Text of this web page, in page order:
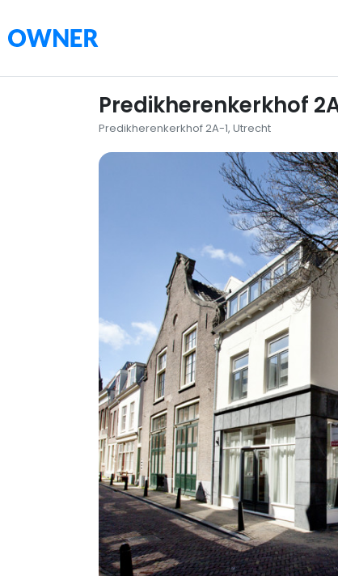
Predikherenkerkhof
Predikherenkerkhof 2A-1, Utrecht